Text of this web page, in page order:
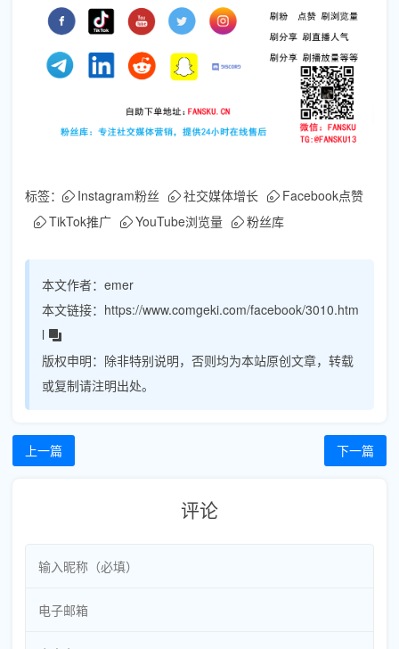
标签： Instagram粉丝 社交媒体增长
Facebook点赞
TikTok推广
YouTube浏览量 粉丝库
本文作者： emer
本文链接： https://www.comgeki.com/facebook/3010.htm
l
版权申明： 除非特别说明，否则均为本站原创文章，转载
或复制请注明出处。
上一篇 下一篇
评论